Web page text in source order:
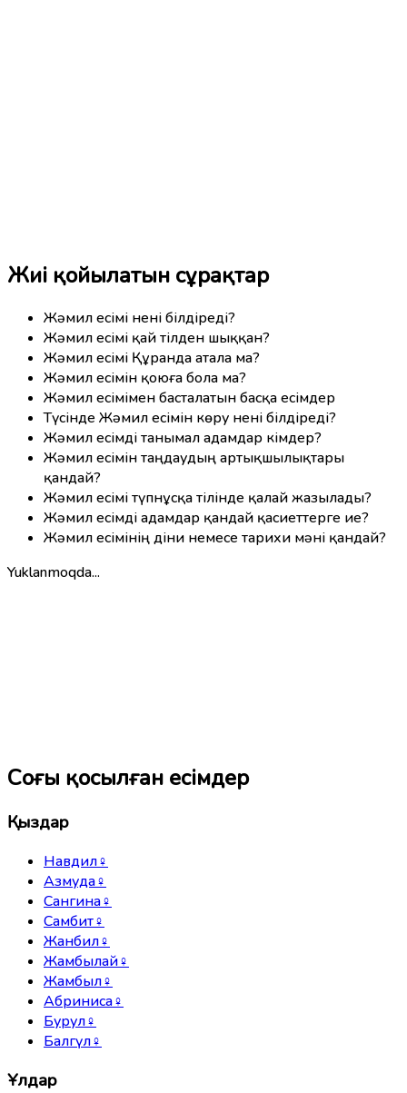
Жиі қойылатын сұрақтар
Жәмил есімі нені білдіреді?
Жәмил есімі қай тілден шыққан?
Жәмил есімі Құранда атала ма?
Жәмил есімін қоюға бола ма?
Жәмил есімімен басталатын басқа есімдер
Түсінде Жәмил есімін көру нені білдіреді?
Жәмил есімді танымал адамдар кімдер?
Жәмил есімін таңдаудың артықшылықтары
қандай?
Жәмил есімі түпнұсқа тілінде қалай жазылады?
Жәмил есімді адамдар қандай қасиеттерге ие?
Жәмил есімінің діни немесе тарихи мәні қандай?
Yuklanmoqda...
Соңғы қосылған есімдер
Қыздар
Навдил♀
Азмуда♀
Сангина♀
Самбит♀
Жанбил♀
Жамбылай♀
Жамбыл♀
Абриниса♀
Бурул♀
Балгүл♀
Ұлдар